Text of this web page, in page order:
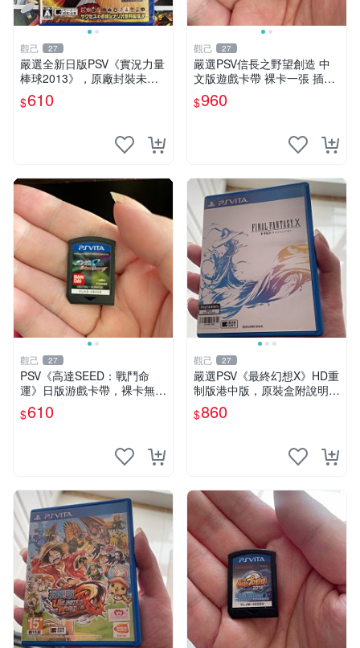
觀己 27
嚴選全新日版PSV《實況力量
棒球2013》，原廠封裝未開
盒 實況 力量 棒球2013
$610
觀己 27
嚴選PSV信長之野望創造 中
文版遊戲卡帶 裸卡一張 插卡
即用 支持中文界面 適合歷史
模擬粉絲 歷史 游戲 PSV
$960
觀己 27
PSV《高達SEED：戰鬥命
運》日版游戲卡帶，裸卡無盒
庫存珍藏 可玩 新手推薦 高達
迷必入 SEED 游戲卡 PSV游
$610
觀己 27
嚴選PSV《最終幻想X》HD重
制版港中版，原裝盒附說明
書，卡帶及盒子狀態極佳，支
持PSV，中文界面清晰，二手
$860